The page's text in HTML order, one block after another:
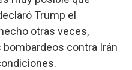
Trump el
otras veces,
contra Irán